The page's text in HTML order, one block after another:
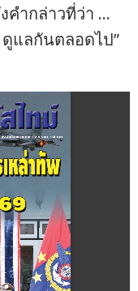
ำกล่าวที่ว่า …
ดูแลกันตลอดไป”